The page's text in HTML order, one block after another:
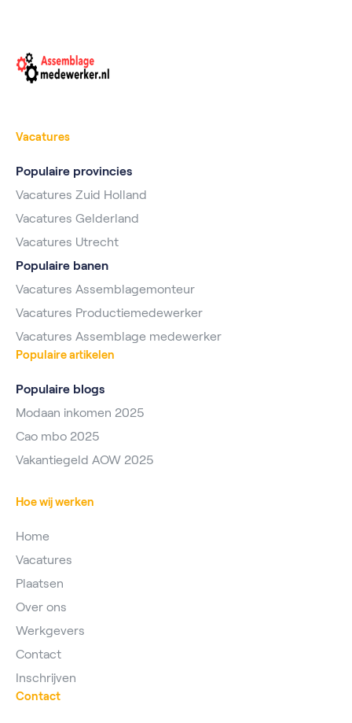
Vacatures
Populaire provincies
Vacatures Zuid Holland
Vacatures Gelderland
Vacatures Utrecht
Populaire banen
Vacatures Assemblagemonteur
Vacatures Productiemedewerker
Vacatures Assemblage medewerker
Populaire artikelen
Populaire blogs
Modaan inkomen 2025
Cao mbo 2025
Vakantiegeld AOW 2025
Hoe wij werken
Home
Vacatures
Plaatsen
Over ons
Werkgevers
Contact
Inschrijven
Contact